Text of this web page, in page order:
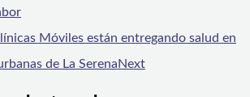
Móviles están entregando salud en
de La SerenaNext